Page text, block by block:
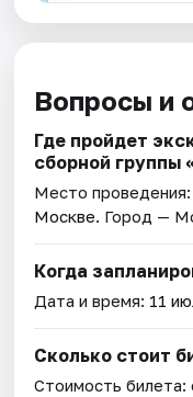
Вопросы и
Где пройдет
сборной группы
Место проведения:
Москве. Город —
Когда
Дата и время: 11
Сколько стоит
Стоимость билета: